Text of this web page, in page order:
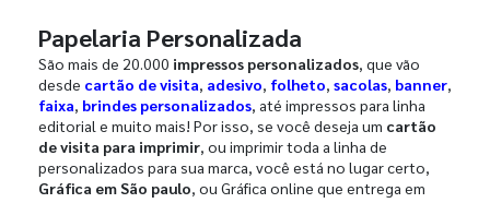
Papelaria Personalizada
São mais de 20.000 impressos personalizados, que vão
desde cartão de visita, adesivo, folheto, sacolas, banner,
faixa, brindes personalizados, até impressos para linha
editorial e muito mais! Por isso, se você deseja um cartão
de visita para imprimir, ou imprimir toda a linha de
personalizados para sua marca, você está no lugar certo,
Gráfica em São paulo, ou Gráfica online que entrega em